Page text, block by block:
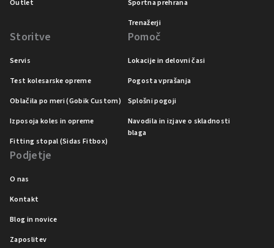
Outlet
Športna prehrana
Trenažerji
Storitve
Servis
Test kolesarske opreme
Oblačila po meri (Gobik Custom)
Izposoja koles in opreme
Fitting stopal (Sidas Fitbox)
Pomoč
Lokacije in delovni časi
Pogosta vprašanja
Splošni pogoji
Navodila in izjave o skladnosti
blaga
Podjetje
O nas
Kontakt
Blog in novice
Zaposlitev